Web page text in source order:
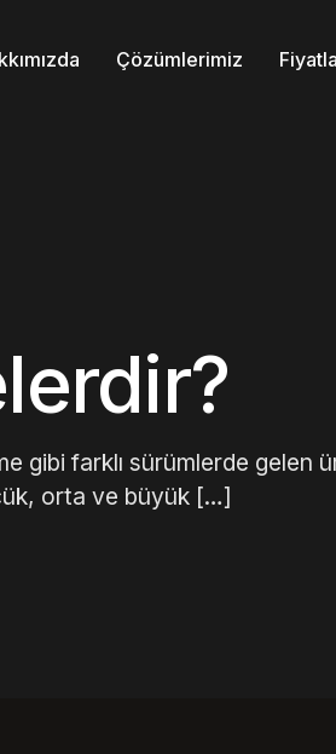
Çözümlerimiz
gibi farklı sürümlerde gelen
orta ve büyük […]